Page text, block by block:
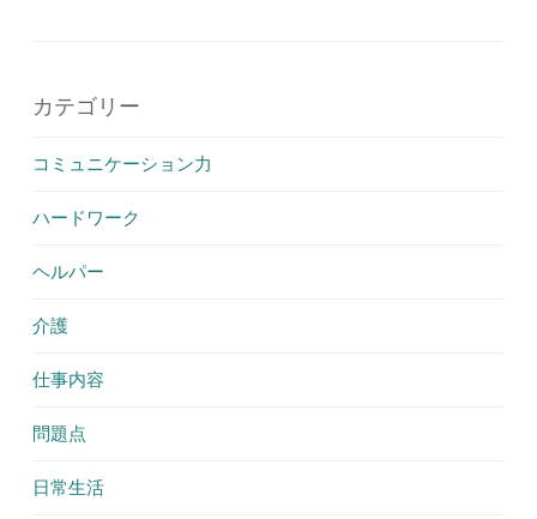
カテゴリー
コミュニケーション力
ハードワーク
ヘルパー
介護
仕事内容
問題点
日常生活